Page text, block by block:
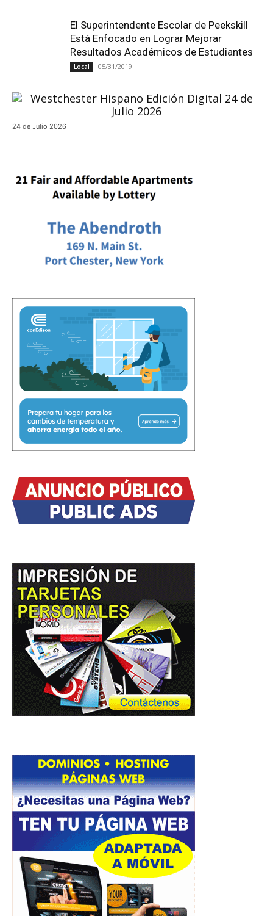
El Superintendente Escolar de Peekskill
Está Enfocado en Lograr Mejorar
Resultados Académicos de Estudiantes
Local 05/31/2019
24 de Julio 2026